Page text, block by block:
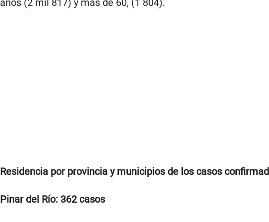
años (2 mil 817) y más de 60, (1 804).
Residencia por provincia y municipios de los casos
Pinar del Río: 362 casos